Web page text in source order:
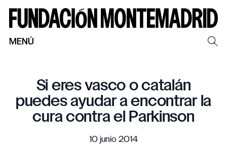
MENÚ
Si eres vasco o catalán
puedes ayudar a encontrar la
cura contra el Parkinson
10 junio 2014